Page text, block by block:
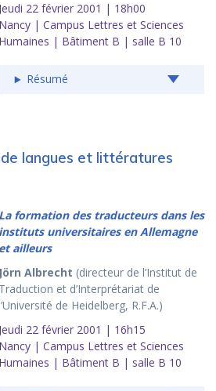
Jeudi 22 février 2001 | 18h00
Nancy | Campus Lettres et Sciences
Humaines | Bâtiment B | salle B 10
Résumé
de langues et littératures
La formation des traducteurs dans les
instituts universitaires en Allemagne
et ailleurs
Jörn Albrecht (directeur de l’Institut de
Traduction et d’Interprétariat de
de Heidelberg, R.F.A.)
Jeudi 22 février 2001 | 16h15
Nancy | Campus Lettres et Sciences
Humaines | Bâtiment B | salle B 10